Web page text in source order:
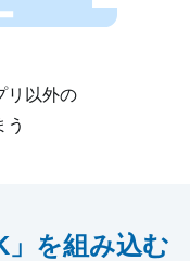
リ以外の
う
」を組み込む